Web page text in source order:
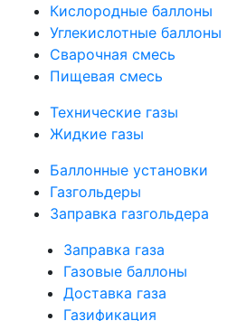
Кислородные баллоны
Углекислотные баллоны
Сварочная смесь
Пищевая смесь
Технические газы
Жидкие газы
Баллонные установки
Газгольдеры
Заправка газгольдера
Заправка газа
Газовые баллоны
Доставка газа
Газификация